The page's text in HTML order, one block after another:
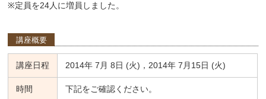
※定員を24人に増員しました。
講座概要
講座日程 2014年 7月 8日 (火)，2014年 7月15日 (火)
時間 下記をご確認ください。